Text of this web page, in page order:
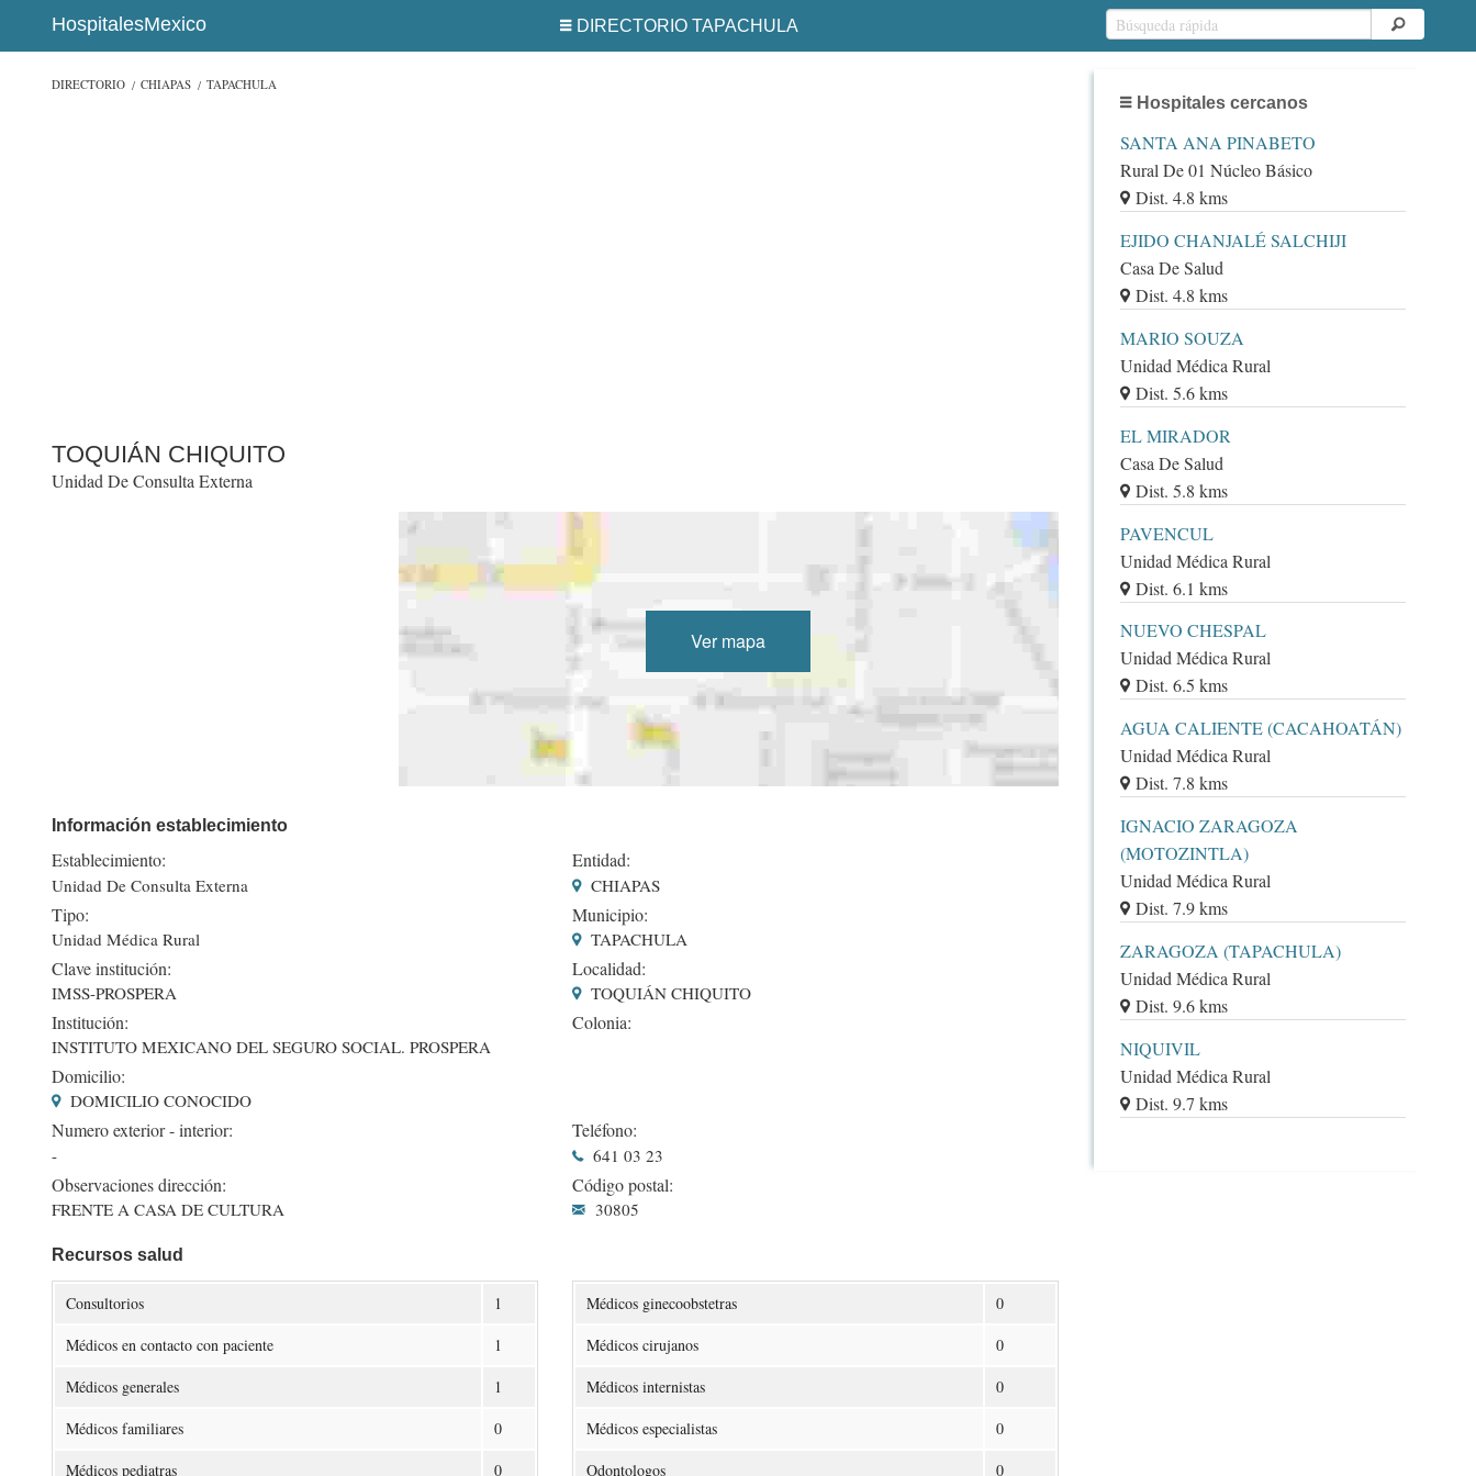
HospitalesMexico DIRECTORIO TAPACHULA
DIRECTORIO CHIAPAS TAPACHULA
TOQUIÁN CHIQUITO
Unidad De Consulta Externa
Ver mapa
Información establecimiento
Establecimiento:
Unidad De Consulta Externa
Tipo:
Unidad Médica Rural
Clave institución:
IMSS-PROSPERA
Institución:
INSTITUTO MEXICANO DEL SEGURO SOCIAL. PROSPERA
Entidad:
CHIAPAS
Municipio:
TAPACHULA
Localidad:
TOQUIÁN CHIQUITO
Colonia:
Domicilio:
DOMICILIO CONOCIDO
Numero exterior - interior:
-
Observaciones dirección:
FRENTE A CASA DE CULTURA
Teléfono:
641 03 23
Código postal:
30805
Recursos salud
Consultorios
1
Médicos en contacto con paciente
1
Médicos generales
1
Médicos familiares
0
Médicos pediatras
0
Médicos ginecoobstetras
0
Médicos cirujanos
0
Médicos internistas
0
Médicos especialistas
0
Odontologos
0
Hospitales cercanos
SANTA ANA PINABETO
Rural De 01 Núcleo Básico
Dist. 4.8 kms
EJIDO CHANJALÉ SALCHIJI
Casa De Salud
Dist. 4.8 kms
MARIO SOUZA
Unidad Médica Rural
Dist. 5.6 kms
EL MIRADOR
Casa De Salud
Dist. 5.8 kms
PAVENCUL
Unidad Médica Rural
Dist. 6.1 kms
NUEVO CHESPAL
Unidad Médica Rural
Dist. 6.5 kms
AGUA CALIENTE (CACAHOATÁN)
Unidad Médica Rural
Dist. 7.8 kms
IGNACIO ZARAGOZA
(MOTOZINTLA)
Unidad Médica Rural
Dist. 7.9 kms
ZARAGOZA (TAPACHULA)
Unidad Médica Rural
Dist. 9.6 kms
NIQUIVIL
Unidad Médica Rural
Dist. 9.7 kms